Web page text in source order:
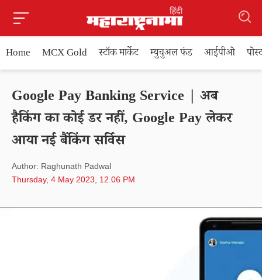
Home MCX Gold स्टॉक मार्केट म्युचुअल फंड आईपीओ
Google Pay Banking Service | अब
हैकिंग का कोई डर नहीं, Google Pay लेकर
आया नई बैंकिंग सर्विस
Author: Raghunath Padwal
Thursday, 4 May 2023, 12.06 PM